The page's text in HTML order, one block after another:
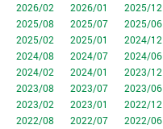
2026/02
2026/01 2025/12
2025/08
2025/07 2025/06
2025/02
2025/01 2024/12
2024/08
2024/07 2024/06
2024/02
2024/01 2023/12
2023/08
2023/07 2023/06
2023/02
2023/01 2022/12
2022/08
2022/07 2022/06